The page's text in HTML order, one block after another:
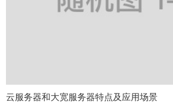
云服务器和大宽服务器特点及应用场景